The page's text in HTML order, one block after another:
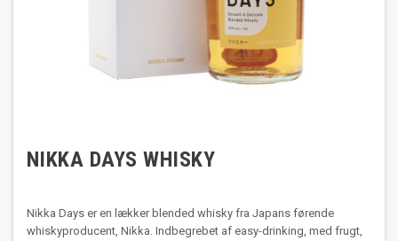
NIKKA DAYS WHISKY
Nikka Days er en lækker blended whisky fra Japans førende
whiskyproducent, Nikka. Indbegrebet af easy-drinking, med frugt,